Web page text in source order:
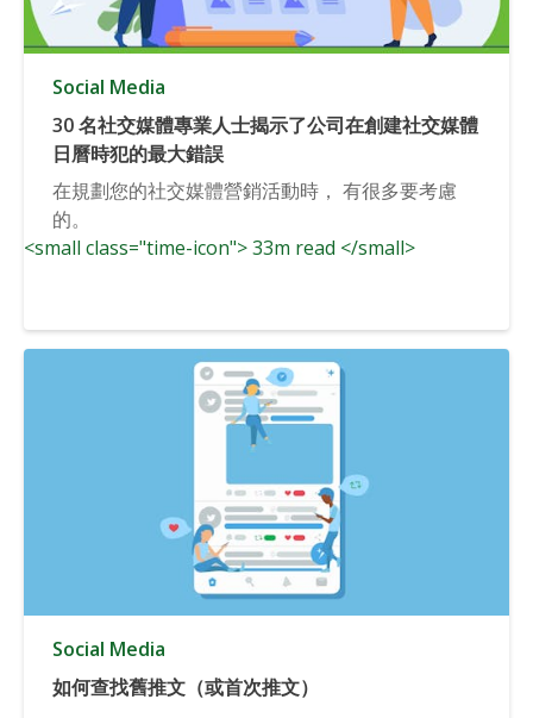
Social Media
30 名社交媒體專業人士揭示了公司在創建社交媒體
日曆時犯的最大錯誤
在規劃您的社交媒體營銷活動時， 有很多要考慮
的。
<small class="time-icon"> 33m read </small>
Social Media
如何查找舊推文（或首次推文）